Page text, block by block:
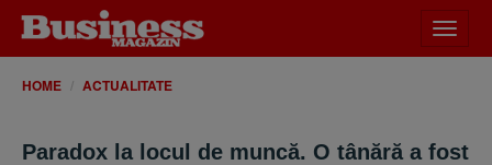
meniu
HOME ACTUALITATE
Paradox la locul de muncă. O tânără a fost